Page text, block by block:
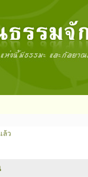
ล้ว